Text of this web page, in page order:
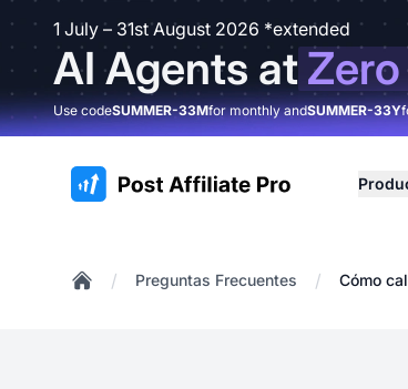
1 July – 31st August 2026 *extended
AI Agents at
Use codeSUMMER-33Mfor monthly andSUMMER-33Y
:site.title
/ Preguntas Frecuentes / Cómo